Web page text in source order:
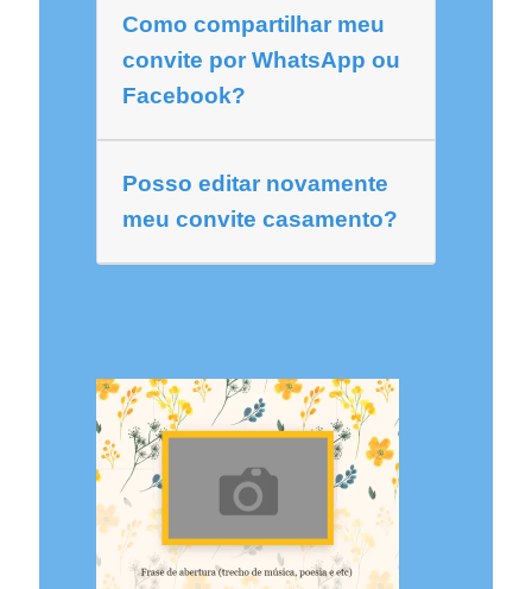
Como compartilhar meu
convite por WhatsApp ou
Facebook?
Posso editar novamente
meu convite casamento?